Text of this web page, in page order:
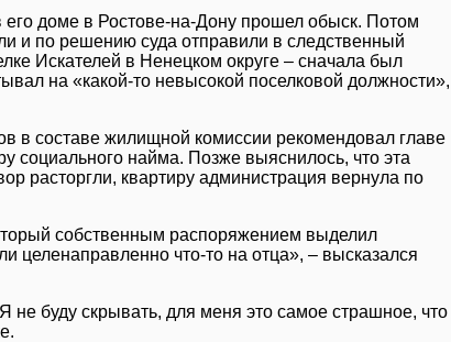
доме в Ростове-на-Дону прошел обыск. Потом
и по решению суда отправили в следственный
Искателей в Ненецком округе – сначала был
на «какой-то невысокой поселковой должности»,
в составе жилищной комиссии рекомендовал главе
социального найма. Позже выяснилось, что эта
расторгли, квартиру администрация вернула по
собственным распоряжением выделил
целенаправленно что-то на отца», – высказался
буду скрывать, для меня это самое страшное, что